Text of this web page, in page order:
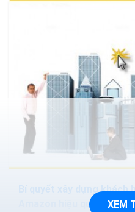
Bí quyết xây dựng khách
Amazon hiệu quả
XEM